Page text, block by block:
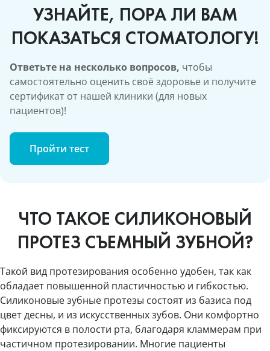
УЗНАЙТЕ, ПОРА ЛИ ВАМ
ПОКАЗАТЬСЯ СТОМАТОЛОГУ!
Ответьте на несколько вопросов, чтобы
самостоятельно оценить своё здоровье и получите
сертификат от нашей клиники (для новых
пациентов)!
Пройти тест
ЧТО ТАКОЕ СИЛИКОНОВЫЙ
ПРОТЕЗ СЪЕМНЫЙ ЗУБНОЙ?
Такой вид протезирования особенно удобен, так как
обладает повышенной пластичностью и гибкостью.
Силиконовые зубные протезы состоят из базиса под
цвет десны, и из искусственных зубов. Они комфортно
фиксируются в полости рта, благодаря кламмерам при
частичном протезировании. Многие пациенты